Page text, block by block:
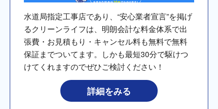
水道局指定工事店であり、“安心業者宣言”を掲げ
るクリーンライフは、明朗会計な料金体系で出
張費・お見積もり・キャンセル料も無料で無料
保証までついてます。しかも最短30分で駆けつ
けてくれますのでぜひご検討ください！
詳細をみる